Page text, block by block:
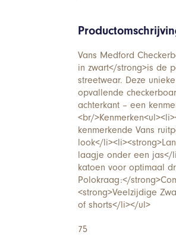
Vans Medford
in zwart</strong>is de
streetwear. Deze
opvallende
achterkant – een
<br/
kenmerkende Vans
look</
laagje onder een jas</
katoen voor optimaal
Polokraag:</
<strong>Veelzijdige
of shorts</li></ul>
75